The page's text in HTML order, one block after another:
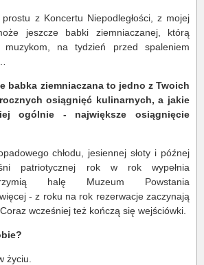
z Koncertu Niepodległości, z mojej
jeszcze babki ziemniaczanej, którą
muzykom, na tydzień przed spaleniem
babka ziemniaczana to jedno z Twoich
osiągnięć kulinarnych, a jakie
ogólnie - największe osiągnięcie
chłodu, jesiennej słoty i późnej
patriotycznej rok w rok wypełnia
halę Muzeum Powstania
- z roku na rok rezerwacje zaczynają
wcześniej też kończą się wejściówki.
życiu.